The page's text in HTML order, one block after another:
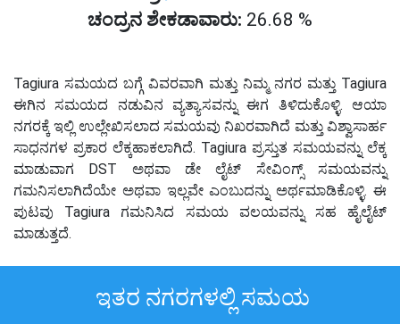
ಚಂದ್ರನ ಶೇಕಡಾವಾರು: 26.68 %
Tagiura ಸಮಯದ ಬಗ್ಗೆ ವಿವರವಾಗಿ ಮತ್ತು ನಿಮ್ಮ ನಗರ ಮತ್ತು Tagiura
ಈಗಿನ ಸಮಯದ ನಡುವಿನ ವ್ಯತ್ಯಾಸವನ್ನು ಈಗ ತಿಳಿದುಕೊಳ್ಳಿ. ಆಯಾ
ನಗರಕ್ಕೆ ಇಲ್ಲಿ ಉಲ್ಲೇಖಿಸಲಾದ ಸಮಯವು ನಿಖರವಾಗಿದೆ ಮತ್ತು ವಿಶ್ವಾಸಾರ್ಹ
ಸಾಧನಗಳ ಪ್ರಕಾರ ಲೆಕ್ಕಹಾಕಲಾಗಿದೆ. Tagiura ಪ್ರಸ್ತುತ ಸಮಯವನ್ನು ಲೆಕ್ಕ
ಮಾಡುವಾಗ DST ಅಥವಾ ಡೇ ಲೈಟ್ ಸೇವಿಂಗ್ಸ್ ಸಮಯವನ್ನು
ಗಮನಿಸಲಾಗಿದೆಯೇ ಅಥವಾ ಇಲ್ಲವೇ ಎಂಬುದನ್ನು ಅರ್ಥಮಾಡಿಕೊಳ್ಳಿ. ಈ
ಪುಟವು Tagiura ಗಮನಿಸಿದ ಸಮಯ ವಲಯವನ್ನು ಸಹ ಹೈಲೈಟ್
ಮಾಡುತ್ತದೆ.
ಇತರ ನಗರಗಳಲ್ಲಿ ಸಮಯ